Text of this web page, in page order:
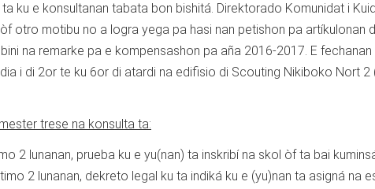
ku e konsultanan tabata bon bishitá. Direktorado Komunidat i
otro motibu no a logra yega pa hasi nan petishon pa artíkulonan
na remarke pa e kompensashon pa aña 2016-2017. E fechanan
i di 2or te ku 6or di atardi na edifisio di Scouting Nikiboko Nort 2
trese na konsulta ta:
2 lunanan, prueba ku e yu(nan) ta inskribí na skol òf ta bai
2 lunanan, dekreto legal ku ta indiká ku e (yu)nan ta asigná na